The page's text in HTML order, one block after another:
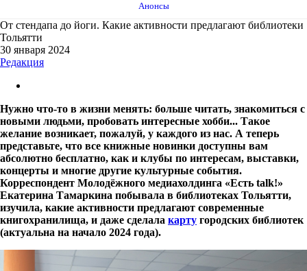
Анонсы
От стендапа до йоги. Какие активности предлагают библиотеки
Тольятти
30 января 2024
Редакция
Нужно что-то в жизни менять: больше читать, знакомиться с
новыми людьми, пробовать интересные хобби... Такое
желание возникает, пожалуй, у каждого из нас. А теперь
представьте, что все книжные новинки доступны вам
абсолютно бесплатно, как и клубы по интересам, выставки,
концерты и многие другие культурные события.
Корреспондент Молодёжного медиахолдинга «Есть talk!»
Екатерина Тамаркина побывала в библиотеках Тольятти,
изучила, какие активности предлагают современные
книгохранилища, и даже сделала карту городских библиотек
(актуальна на начало 2024 года).